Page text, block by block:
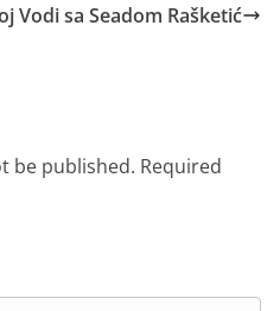
Vodi sa Seadom Rašketić
be published. Required